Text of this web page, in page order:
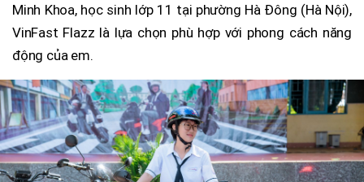
Minh Khoa, học sinh lớp 11 tại phường Hà Đông (Hà Nội),
VinFast Flazz là lựa chọn phù hợp với phong cách năng
động của em.